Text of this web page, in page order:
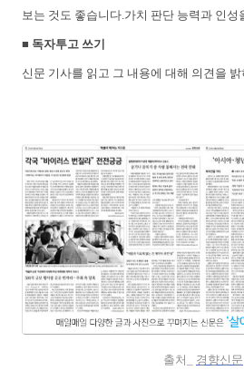
보는 것도 좋습니다.가치 판단 능력과 인성
■ 독자투고 쓰기
신문 기사를 읽고 그 내용에 대해 의견을
출처_ 경향신문